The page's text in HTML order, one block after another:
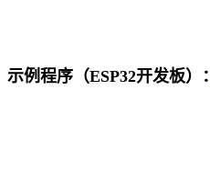
示例程序（ESP32开发板）：